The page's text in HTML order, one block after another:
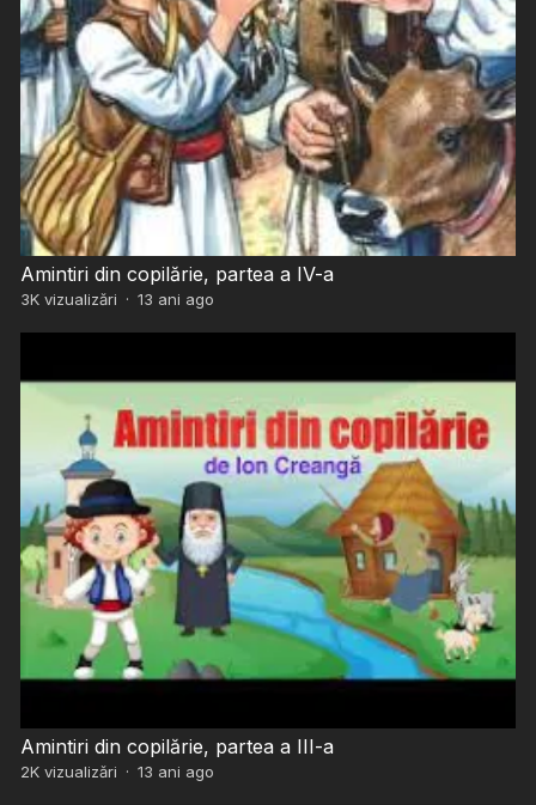
Amintiri din copilărie, partea a IV-a
3Kvizualizări · 13 ani ago
Amintiri din copilărie, partea a III-a
2Kvizualizări · 13 ani ago